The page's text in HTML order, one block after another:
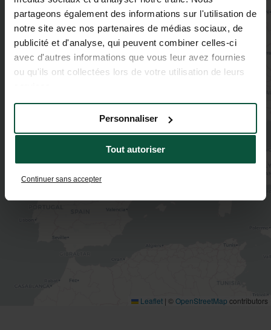
partageons également des informations sur l'utilisation de
notre site avec nos partenaires de médias sociaux, de
publicité et d'analyse, qui peuvent combiner celles-ci
avec d'autres informations que vous leur avez fournies
ou qu'ils ont collectées lors de votre utilisation de leurs
Tout autoriser
Personnaliser
Continuer sans accepter
2
Leaflet | ©OpenStreetMap contributors